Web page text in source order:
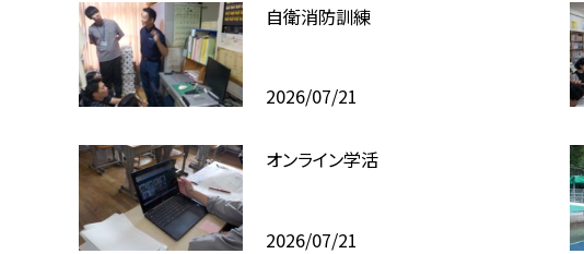
自衛消防訓練
2026/07/21
オンライン学活
2026/07/21